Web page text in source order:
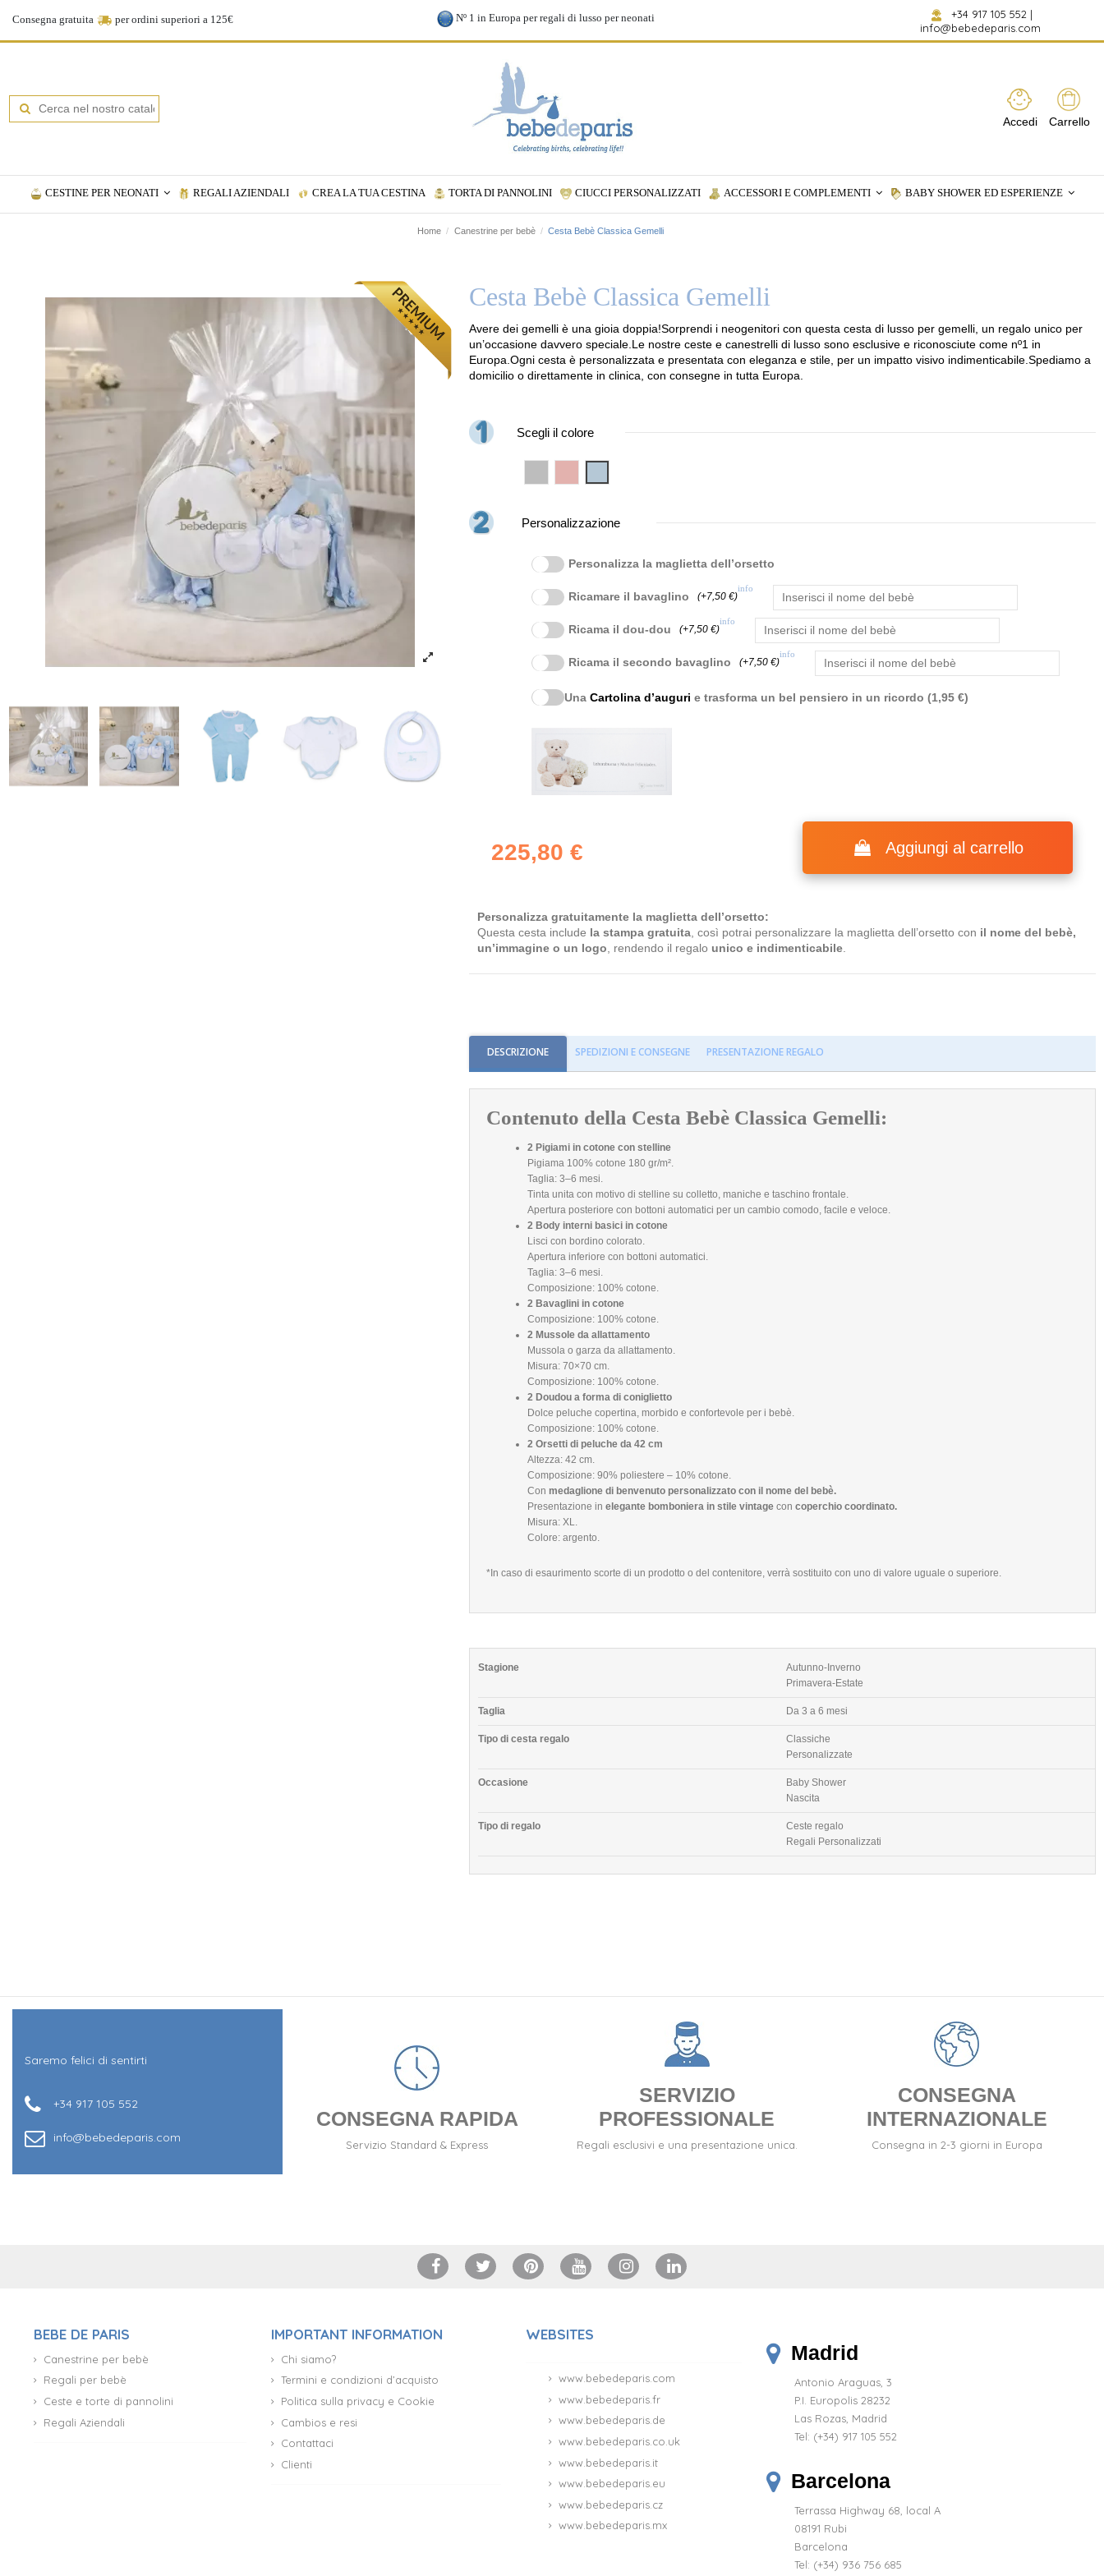
Consegna gratuita per ordini superiori a 125€ Nº 1 in Europa per regali di lusso per neonati +34 917 105 552 |
info@bebedeparis.com
Accedi Carrello
CESTINE PER NEONATI REGALI AZIENDALI CREA LA TUA CESTINA TORTA DI PANNOLINI CIUCCI PERSONALIZZATI ACCESSORI E COMPLEMENTI BABY SHOWER ED ESPERIENZE
Home Canestrine per bebè Cesta Bebè Classica Gemelli
Cesta Bebè Classica Gemelli
Avere dei gemelli è una gioia doppia!Sorprendi i neogenitori con questa cesta di lusso per gemelli, un regalo unico per
un’occasione davvero speciale.Le nostre ceste e canestrelli di lusso sono esclusive e riconosciute come nº1 in
Europa.Ogni cesta è personalizzata e presentata con eleganza e stile, per un impatto visivo indimenticabile.Spediamo a
domicilio o direttamente in clinica, con consegne in tutta Europa.
Scegli il colore
Personalizzazione
Personalizza la maglietta dell’orsetto
Ricamare il bavaglino (+7,50 €)
info
Ricama il dou-dou (+7,50 €)
info
Ricama il secondo bavaglino (+7,50 €)
info
Una Cartolina d’auguri e trasforma un bel pensiero in un ricordo (1,95 €)
225,80 € Aggiungi al carrello
Personalizza gratuitamente la maglietta dell’orsetto:
Questa cesta include la stampa gratuita, così potrai personalizzare la maglietta dell’orsetto con il nome del bebè,
un’immagine o un logo , rendendo il regalo unico e indimenticabile.
DESCRIZIONE SPEDIZIONI E CONSEGNE PRESENTAZIONE REGALO
Contenuto della Cesta Bebè Classica Gemelli:
2 Pigiami in cotone con stelline
Pigiama 100% cotone 180 gr/m².
Taglia: 3–6 mesi.
Tinta unita con motivo di stelline su colletto, maniche e taschino frontale.
Apertura posteriore con bottoni automatici per un cambio comodo, facile e veloce.
2 Body interni basici in cotone
Lisci con bordino colorato.
Apertura inferiore con bottoni automatici.
Taglia: 3–6 mesi.
Composizione: 100% cotone.
2 Bavaglini in cotone
Composizione: 100% cotone.
2 Mussole da allattamento
Mussola o garza da allattamento.
Misura: 70×70 cm.
Composizione: 100% cotone.
2 Doudou a forma di coniglietto
Dolce peluche copertina, morbido e confortevole per i bebè.
Composizione: 100% cotone.
2 Orsetti di peluche da 42 cm
Altezza: 42 cm.
Composizione: 90% poliestere – 10% cotone.
Con medaglione di benvenuto personalizzato con il nome del bebè.
Presentazione in elegante bomboniera in stile vintagecon coperchio coordinato.
Misura: XL.
Colore: argento.
*In caso di esaurimento scorte di un prodotto o del contenitore, verrà sostituito con uno di valore uguale o superiore.
Stagione
Autunno-Inverno
Primavera-Estate
Taglia Da 3 a 6 mesi
Tipo di cesta regalo
Classiche
Personalizzate
Occasione
Baby Shower
Nascita
Tipo di regalo
Ceste regalo
Regali Personalizzati
Saremo felici di sentirti
+34 917 105 552
info@bebedeparis.com
CONSEGNA RAPIDA
Servizio Standard & Express
SERVIZIO
PROFESSIONALE
Regali esclusivi e una presentazione unica.
CONSEGNA
INTERNAZIONALE
Consegna in 2-3 giorni in Europa
BEBE DE PARIS
Canestrine per bebè
Regali per bebè
Ceste e torte di pannolini
Regali Aziendali
IMPORTANT INFORMATION
Chi siamo?
Termini e condizioni d’acquisto
Politica sulla privacy e Cookie
Cambios e resi
Contattaci
Clienti
WEBSITES
www.bebedeparis.com
www.bebedeparis.fr
www.bebedeparis.de
www.bebedeparis.co.uk
www.bebedeparis.it
www.bebedeparis.eu
www.bebedeparis.cz
www.bebedeparis.mx
Madrid
Antonio Araguas, 3
P.I. Europolis 28232
Las Rozas, Madrid
Tel: (+34) 917 105 552
Barcelona
Terrassa Highway 68, local A
08191 Rubi
Barcelona
Tel: (+34) 936 756 685